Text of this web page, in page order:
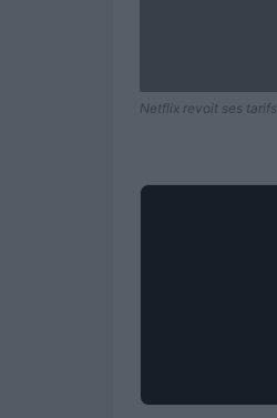
Netflix revoit ses tarifs